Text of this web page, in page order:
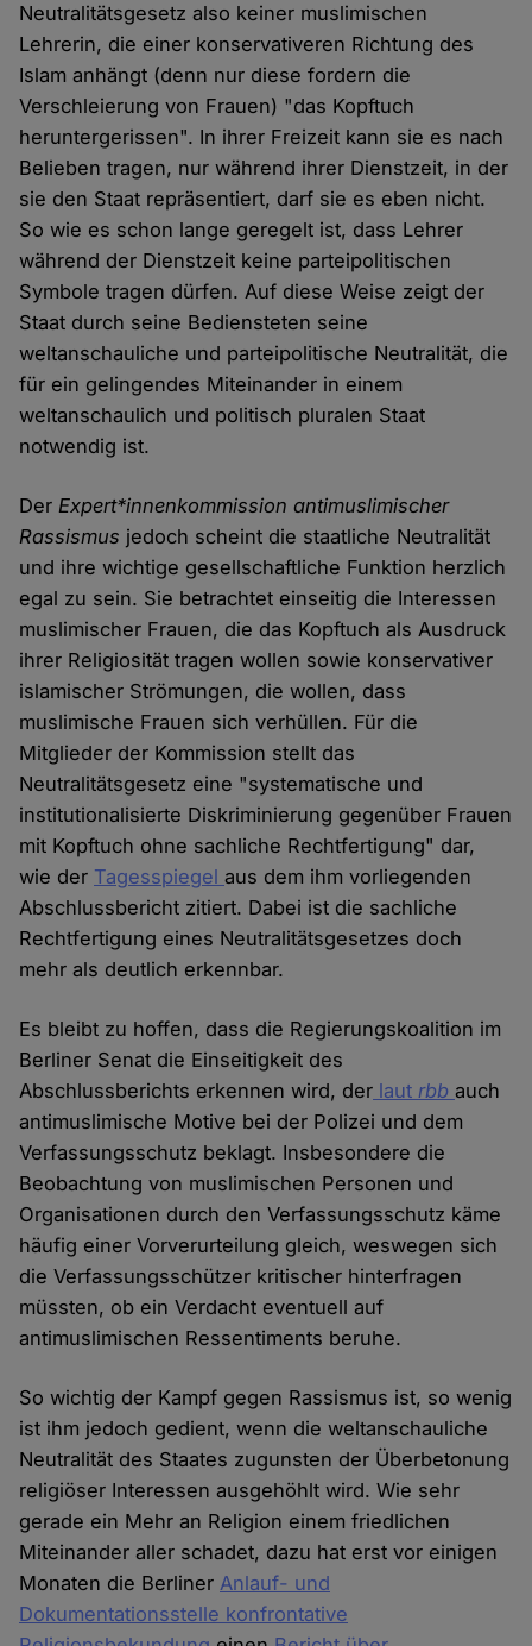
Neutralitätsgesetz also keiner muslimischen
Lehrerin, die einer konservativeren Richtung des
Islam anhängt (denn nur diese fordern die
Verschleierung von Frauen) "das Kopftuch
heruntergerissen". In ihrer Freizeit kann sie es nach
Belieben tragen, nur während ihrer Dienstzeit, in der
sie den Staat repräsentiert, darf sie es eben nicht.
So wie es schon lange geregelt ist, dass Lehrer
während der Dienstzeit keine parteipolitischen
Symbole tragen dürfen. Auf diese Weise zeigt der
Staat durch seine Bediensteten seine
weltanschauliche und parteipolitische Neutralität, die
für ein gelingendes Miteinander in einem
weltanschaulich und politisch pluralen Staat
notwendig ist.
DerExpert*innenkommission antimuslimischer
Rassismus jedoch scheint die staatliche Neutralität
und ihre wichtige gesellschaftliche Funktion herzlich
egal zu sein. Sie betrachtet einseitig die Interessen
muslimischer Frauen, die das Kopftuch als Ausdruck
ihrer Religiosität tragen wollen sowie konservativer
islamischer Strömungen, die wollen, dass
muslimische Frauen sich verhüllen. Für die
Mitglieder der Kommission stellt das
Neutralitätsgesetz eine "systematische und
institutionalisierte Diskriminierung gegenüber Frauen
mit Kopftuch ohne sachliche Rechtfertigung" dar,
wie der Tagesspiegelaus dem ihm vorliegenden
Abschlussbericht zitiert. Dabei ist die sachliche
Rechtfertigung eines Neutralitätsgesetzes doch
mehr als deutlich erkennbar.
Es bleibt zu hoffen, dass die Regierungskoalition im
Berliner Senat die Einseitigkeit des
Abschlussberichts erkennen wird, der lautrbb auch
antimuslimische Motive bei der Polizei und dem
Verfassungsschutz beklagt. Insbesondere die
Beobachtung von muslimischen Personen und
Organisationen durch den Verfassungsschutz käme
häufig einer Vorverurteilung gleich, weswegen sich
die Verfassungsschützer kritischer hinterfragen
müssten, ob ein Verdacht eventuell auf
antimuslimischen Ressentiments beruhe.
So wichtig der Kampf gegen Rassismus ist, so wenig
ist ihm jedoch gedient, wenn die weltanschauliche
Neutralität des Staates zugunsten der Überbetonung
religiöser Interessen ausgehöhlt wird. Wie sehr
gerade ein Mehr an Religion einem friedlichen
Miteinander aller schadet, dazu hat erst vor einigen
Monaten die BerlinerAnlauf- und
Dokumentationsstelle konfrontative